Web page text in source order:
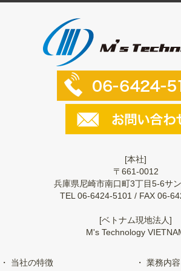
[本社]
〒661-0012
兵庫県尼崎市南口町3丁目5-6サ
TEL 06-6424-5101 / FAX 06-
[ベトナム現地法人]
M's Technology
当社の特徴 業務内容